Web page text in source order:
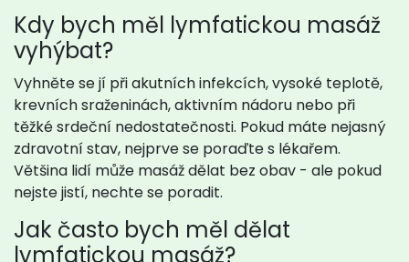
Kdy bych měl lymfatickou masáž
vyhýbat?
Vyhněte se jí při akutních infekcích, vysoké teplotě,
krevních sraženinách, aktivním nádoru nebo při
těžké srdeční nedostatečnosti. Pokud máte nejasný
zdravotní stav, nejprve se poraďte s lékařem.
Většina lidí může masáž dělat bez obav - ale pokud
nejste jistí, nechte se poradit.
Jak často bych měl dělat
lymfatickou masáž?